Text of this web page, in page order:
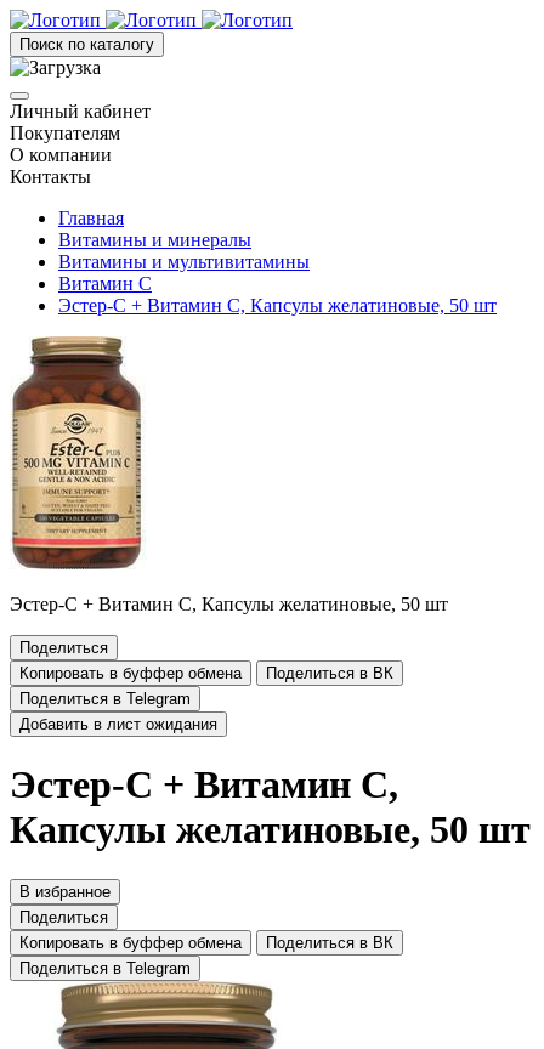
Поиск по каталогу
Личный кабинет
Покупателям
О компании
Контакты
Главная
Витамины и минералы
Витамины и мультивитамины
Витамин С
Эстер-С + Витамин С, Капсулы желатиновые, 50 шт
Эстер-С + Витамин С, Капсулы желатиновые, 50 шт
Поделиться
Копировать в буффер обмена
Поделиться в ВК
Поделиться в Telegram
Добавить в лист ожидания
Эстер-С + Витамин С,
Капсулы желатиновые, 50 шт
В избранное
Поделиться
Копировать в буффер обмена
Поделиться в ВК
Поделиться в Telegram